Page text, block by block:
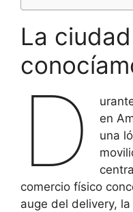
La
D
en
una
comercio físico
auge del delivery,